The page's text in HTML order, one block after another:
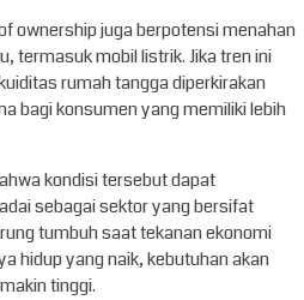
ownership juga berpotensi menahan
termasuk mobil listrik. Jika tren ini
rumah tangga diperkirakan
bagi konsumen yang memiliki lebih
kondisi tersebut dapat
sebagai sektor yang bersifat
tumbuh saat tekanan ekonomi
hidup yang naik, kebutuhan akan
tinggi.